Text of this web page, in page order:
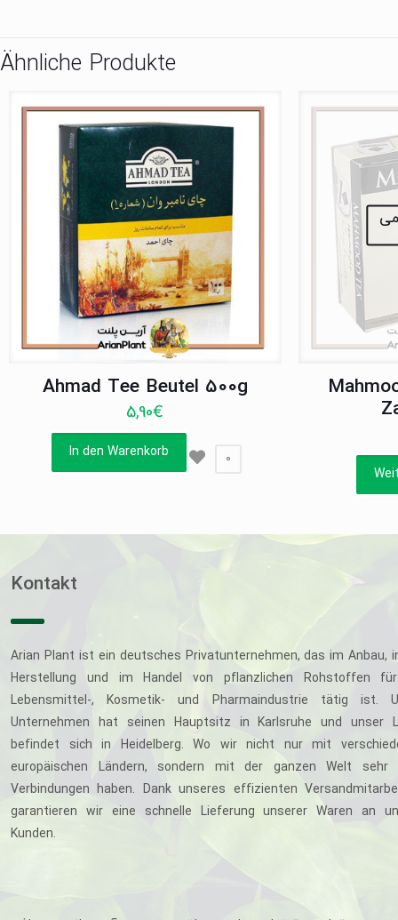
Ähnliche Produkte
Ahmad Tee Beutel 500g
5,90€
In den Warenkorb 0
Kontakt
Arian Plant ist ein deutsches Privatunternehmen, das im Anbau,
Herstellung und im Handel von pflanzlichen Rohstoffen
Lebensmittel-, Kosmetik- und Pharmaindustrie tätig ist.
Unternehmen hat seinen Hauptsitz in Karlsruhe und unser
befindet sich in Heidelberg. Wo wir nicht nur mit
europäischen Ländern, sondern mit der ganzen Welt sehr
Verbindungen haben. Dank unseres effizienten
garantieren wir eine schnelle Lieferung unserer Waren an
Kunden.